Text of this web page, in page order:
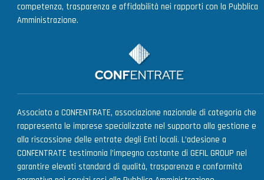
competenza, trasparenza e affidabilità nei rapporti con la Pubblica
Amministrazione.
Associato a CONFENTRATE, associazione nazionale di categoria che
rappresenta le imprese specializzate nel supporto alla gestione e
alla riscossione delle entrate degli Enti locali. L’adesione a
CONFENTRATE testimonia l’impegno costante di GEFIL GROUP nel
garantire elevati standard di qualità, trasparenza e conformità